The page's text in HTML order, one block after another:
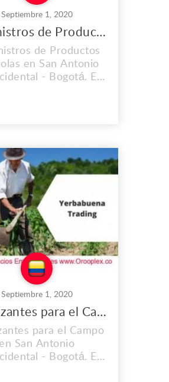
Septiembre 1, 2020
Suministros de Productos Agrícolas en San Antonio Noroccidental
de Productos
en San Antonio
- Bogotá. EN
y características de
también esta
y visión de la
nuestra empresa
tiene ...
Septiembre 1, 2020
Fertilizantes para el Campo en San Antonio Noroccidental
para el Campo
en San Antonio
- Bogotá. EN